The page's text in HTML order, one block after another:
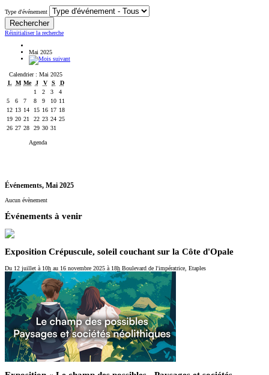
Type d'événement
Réinitialiser la recherche
Mai 2025
Calendrier : Mai 2025
L M Me J V S
D
1
2 3
4
5
6 7 8 9 10 11
12 13 14 15 16 17 18
19 20 21 22 23 24 25
26 27 28 29 30 31
Agenda
Événements, Mai 2025
Aucun évènement
Événements à venir
Exposition Crépuscule, soleil couchant sur la Côte d'Opale
Du 12 juillet à 10h au 16 novembre 2025 à 18h Boulevard de l'impératrice, Etaples